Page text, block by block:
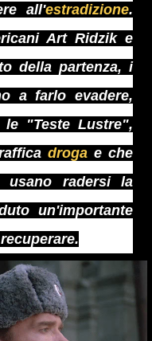
all'estradizione.
Art Ridzik e
della partenza, i
a farlo evadere,
le "Teste Lustre",
droga e che
usano radersi la
un'importante